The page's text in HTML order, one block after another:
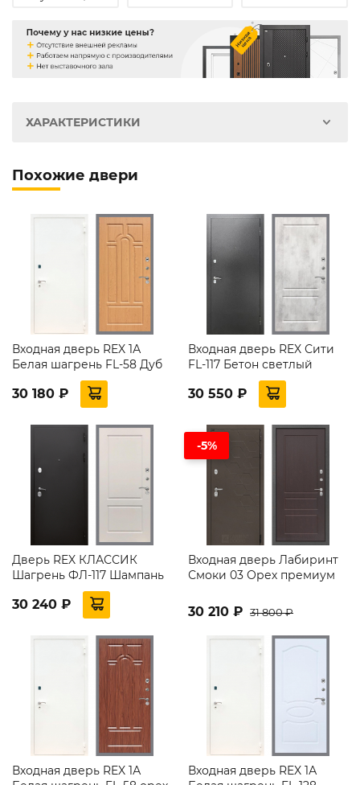
ХАРАКТЕРИСТИКИ
Похожие двери
Входная дверь REX 1А
Белая шагрень FL-58 Дуб
30 180 ₽
Входная дверь REX Сити
FL-117 Бетон светлый
30 550 ₽
Дверь REX КЛАССИК
Шагрень ФЛ-117 Шампань
30 240 ₽
-5%
Входная дверь Лабиринт
Смоки 03 Орех премиум
30 210 ₽ 31 800 ₽
Входная дверь REX 1А
Входная дверь REX 1А